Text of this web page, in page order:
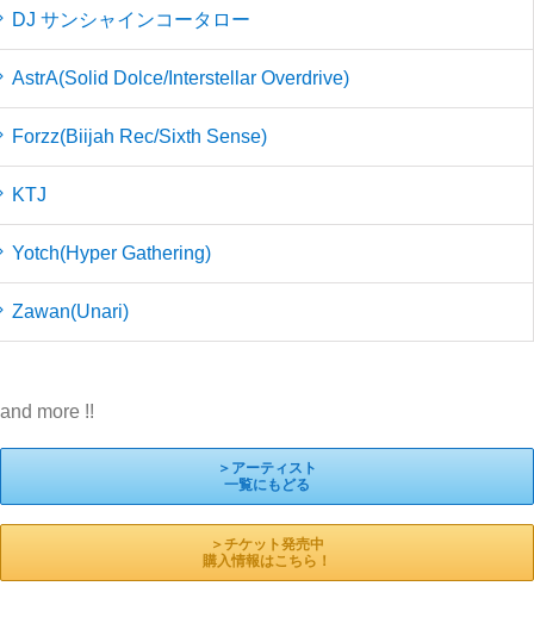
DJ サンシャインコータロー
AstrA(Solid Dolce/Interstellar Overdrive)
Forzz(Biijah Rec/Sixth Sense)
KTJ
Yotch(Hyper Gathering)
Zawan(Unari)
and more !!
＞アーティスト
一覧にもどる
＞チケット発売中
購入情報はこちら！